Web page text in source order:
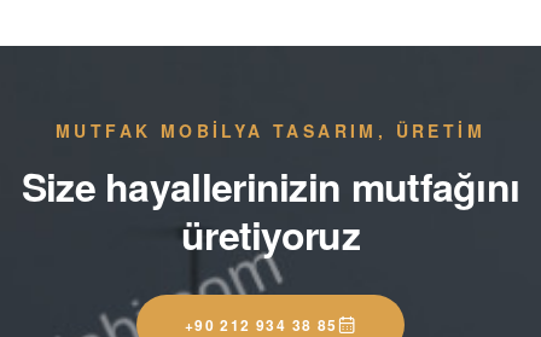
MUTFAK MOBİLYA TASARIM, ÜRETİM
Size hayallerinizin mutfağını
üretiyoruz
+90 212 934 38 85